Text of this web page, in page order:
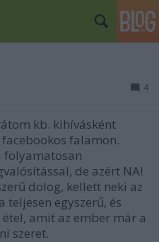
4
kb. kihívásként
falamon.
folyamatosan
de azért NA!
dolog, kellett neki az
teljesen egyszerű, és
amit az ember már a
szeret.